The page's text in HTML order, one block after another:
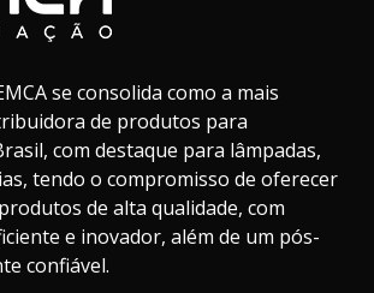
se consolida como a mais
de produtos para
com destaque para lâmpadas,
tendo o compromisso de oferecer
de alta qualidade, com
e inovador, além de um pós-
confiável.